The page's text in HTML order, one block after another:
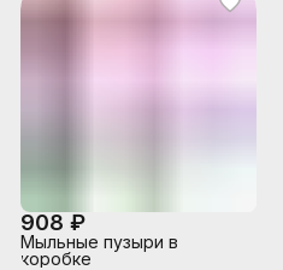
908 ₽
Мыльные пузыри в
коробке